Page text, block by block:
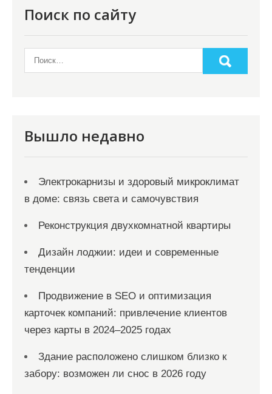
Поиск по сайту
Вышло недавно
Электрокарнизы и здоровый микроклимат
в доме: связь света и самочувствия
Реконструкция двухкомнатной квартиры
Дизайн лоджии: идеи и современные
тенденции
Продвижение в SEO и оптимизация
карточек компаний: привлечение клиентов
через карты в 2024–2025 годах
Здание расположено слишком близко к
забору: возможен ли снос в 2026 году